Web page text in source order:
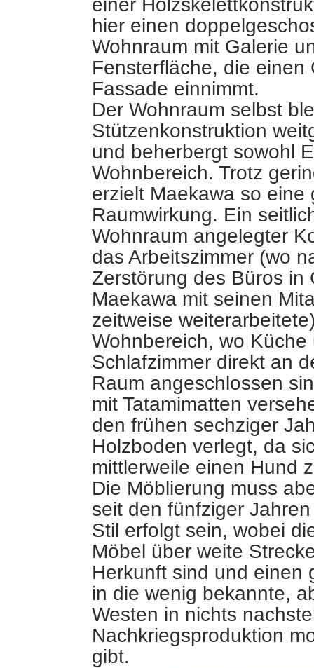
hier einen
Wohnraum mit Galerie
Fensterfläche, die einen
Fassade einnimmt.
Der Wohnraum selbst
Stützenkonstruktion
und beherbergt sowohl
Wohnbereich. Trotz
erzielt Maekawa so eine
Raumwirkung. Ein
Wohnraum angelegter
das Arbeitszimmer (wo
Zerstörung des Büros in
Maekawa mit seinen
zeitweise
Wohnbereich, wo Küche
Schlafzimmer direkt an
Raum angeschlossen
mit Tatamimatten
den frühen sechziger
Holzboden verlegt, da
mittlerweile einen Hund
Die Möblierung muss
seit den fünfziger
Stil erfolgt sein, wobei
Möbel über weite
Herkunft sind und einen
in die wenig bekannte,
Westen in nichts
Nachkriegsproduktion
gibt.